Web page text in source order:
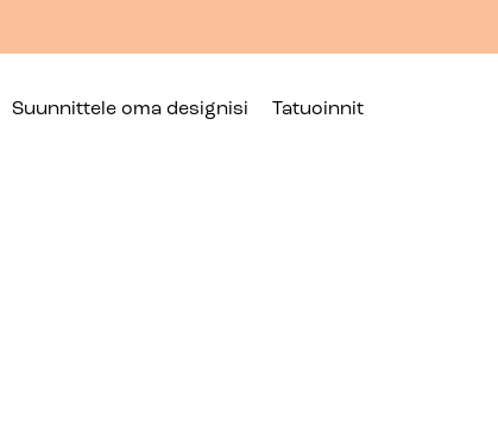
Suunnittele oma designisi Tatuoinnit